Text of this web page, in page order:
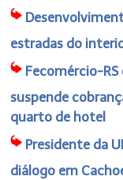
estradas do
Fecomércio-RS
suspende
quarto de hotel
Presidente da
diálogo em